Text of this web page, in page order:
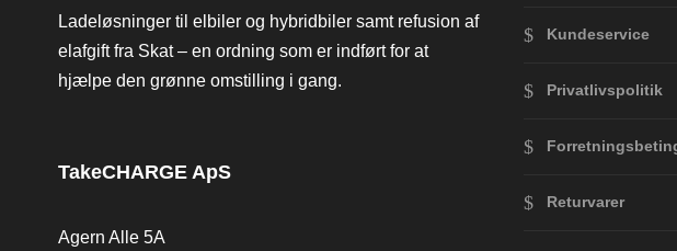
Ladeløsninger til elbiler og hybridbiler samt refusion af
elafgift fra Skat – en ordning som er indført for at
hjælpe den grønne omstilling i gang.
TakeCHARGE ApS
Agern Alle 5A
Kundeservice
Privatlivspolitik
Returvarer